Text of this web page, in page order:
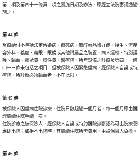
第二項及第四十一條第二項之實施日期及辦法，應經立法院審議通
施之。
第 44 條
醫療給付不包括法定傳染病、痲瘋病、麻醉藥品嗜好症、接生、流
容外科、義齒、義眼、眼鏡或其他附屬品之裝置、病人運輸、特別
護、輸血、掛號費、證件費、醫療院、所無設備之診療及第四十一
四十三條未包括之項目。但被保險人因緊急傷病，經保險人自設或
療院、所診斷必須輸血者，不在此限。
第 45 條
被保險人因傷病住院診療，住院日數超過一個月者，每一個月應由
理繼續住院手續一次。
住院診療之被保險人，經保險人自設或特約醫院診斷認為可出院療養
應即出院；如拒不出院時，其繼續住院所需費用，由被保險人負擔。
第 46 條